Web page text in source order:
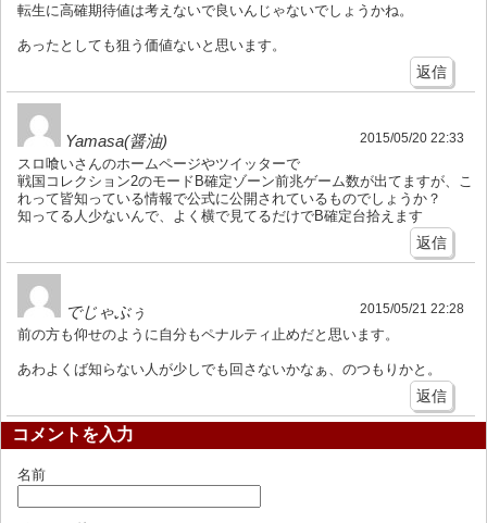
転生に高確期待値は考えないで良いんじゃないでしょうかね。
あったとしても狙う価値ないと思います。
返信
Yamasa(醤油) 2015/05/20 22:33
スロ喰いさんのホームページやツイッターで
戦国コレクション2のモードB確定ゾーン前兆ゲーム数が出てますが、こ
れって皆知っている情報で公式に公開されているものでしょうか？
知ってる人少ないんで、よく横で見てるだけでB確定台拾えます
返信
でじゃぶぅ 2015/05/21 22:28
前の方も仰せのように自分もペナルティ止めだと思います。
あわよくば知らない人が少しでも回さないかなぁ、のつもりかと。
返信
コメントを入力
名前